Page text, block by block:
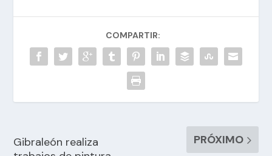
COMPARTIR:
Gibraleón realiza
PRÓXIMO